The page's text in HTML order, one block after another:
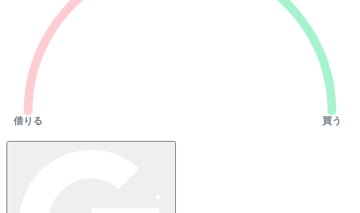
借りる 買う